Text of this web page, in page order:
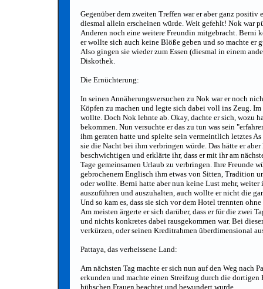
Gegenüber dem zweiten Treffen war er aber ganz
diesmal allein erscheinen würde. Weit gefehlt! Nok war
Anderen noch eine weitere Freundin mitgebracht. Berni
er wollte sich auch keine Blöße geben und so machte er
Also gingen sie wieder zum Essen (diesmal in einem
Diskothek.
Die Ernüchterung:
In seinen Annäherungsversuchen zu Nok war er noch
Köpfen zu machen und legte sich dabei voll ins Zeug.
wollte. Doch Nok lehnte ab. Okay, dachte er sich, wozu
bekommen. Nun versuchte er das zu tun was sein
ihm geraten hatte und spielte sein vermeintlich letztes
sie die Nacht bei ihm verbringen würde. Das hätte er
beschwichtigen und erklärte ihr, dass er mit ihr am
Tage gemeinsamen Urlaub zu verbringen. Ihre Freunde
gebrochenem Englisch ihm etwas von Sitten, Tradition
oder wollte. Berni hatte aber nun keine Lust mehr,
auszuführen und auszuhalten, auch wollte er nicht die
Und so kam es, dass sie sich vor dem Hotel trennten
Am meisten ärgerte er sich darüber, dass er für die zwei
und nichts konkretes dabei rausgekommen war. Bei
verkürzen, oder seinen Kreditrahmen überdimensional
Pattaya, das verheissene Land:
Am nächsten Tag machte er sich nun auf den Weg nach
erkunden und machte einen Streifzug durch die dortigen
hübschen Frauen beachtet und bewundert wurde.